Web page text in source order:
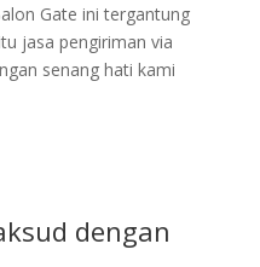
Gate ini tergantung
jasa pengiriman via
senang hati kami
dengan